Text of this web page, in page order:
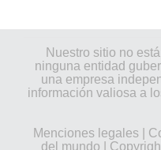
Nuestro sitio no
ninguna entidad
una empresa
información valiosa a
Menciones legales
del mundo |